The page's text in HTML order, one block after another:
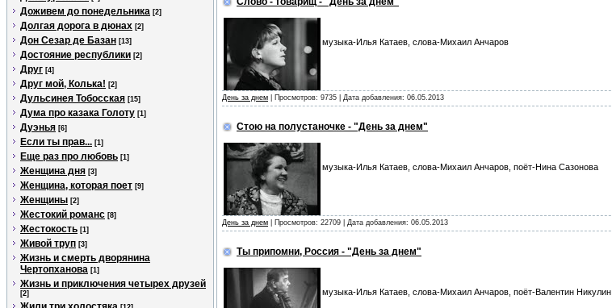
Доживем до понедельника [2]
Долгая дорога в дюнах [2]
Дон Сезар де Базан [13]
Достояние республики [2]
Друг [4]
Друг мой, Колька! [2]
Дульсинея Тобосская [15]
Дума про казака Голоту [1]
Дуэнья [6]
Если ты прав... [1]
Еще раз про любовь [1]
Женщина дня [3]
Женщина, которая поет [9]
Женщины [2]
Жестокий романс [8]
Жестокость [1]
Живой труп [3]
Жизнь и смерть дворянина
Чертопханова [1]
Жизнь и приключения четырех друзей
[2]
музыка-Илья Катаев, слова-Михаил Анчаров
День за днем | Просмотров: 9735 | Дата добавления: 06.05.2013
Стою на полустаночке - "День за днем"
музыка-Илья Катаев, слова-Михаил Анчаров, поёт-Нина Сазонова
День за днем | Просмотров: 22709 | Дата добавления: 06.05.2013
Ты припомни, Россия - "День за днем"
музыка-Илья Катаев, слова-Михаил Анчаров, поёт-Валентин Никулин